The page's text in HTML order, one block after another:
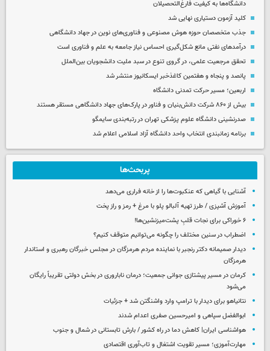
دانشگاه‌ها به کیفیت فارغ‌التحصیلان
کلید آزمون دستیاری نهایی شد
جذب متخصصان حوزه هوش مصنوعی و فناوری‌های نوین در جهاد دانشگاهی
درآمدهای نفتی مانع شکل‌گیری احساس نیاز جامعه به علم و فناوری است
تحقق مرجعیت علمی، در گروی تنوع در سبد ملیت دانشجویان بین‌الملل
پانصد و پنجاه و هفتمین کاغذخبر ایسکانیوز منتشر شد
اربعین؛ مسیر حرکت تمدنی دانشگاه
بیش از ۸۶۰ شرکت دانش‌بنیان و فناور در پارک‌های جهاد دانشگاهی مستقر هستند
صدرنشینی دانشگاه علوم پزشکی تهران در رتبه‌بندی سایمگو
برنامه زمانبندی انتخاب واحد دانشگاه آزاد اسلامی اعلام شد
پربحث‌ها
آشنایی با گیاهی که عنکبوت‌ها را از خانه فراری می‌دهد
آموزش آشپزی / طرز تهیه آلبالو پلو با مرغ + رمز و راز پخت
۶ خوراکی برای نجات قلبِ پشت‌میزنشین‌ها!
اضطراب در سنین مختلف را چگونه می‌توانیم متوقف کنیم؟
دیدار صمیمانه دکتر رنجبر با نماینده مردم هرمزگان در مجلس خبرگان رهبری و استاندار
هرمزگان
کرمان در مسیر پیشتازی جوانی جمعیت؛ درمان ناباروری در بخش دولتی تقریباً رایگان
می‌شود
نتانیاهو برای دیدار با ترامپ وارد واشنگتن شد + جزئیات
ابوالفضل سپاهی و امیرحسین صفری اعدام شدند
هواشناسی ایران| کاهش دما در راه کشور / بارش تابستانی در شمال و جنوب
مهارت‌آموزی؛ مسیر تقویت اشتغال و تاب‌آوری اقتصادی